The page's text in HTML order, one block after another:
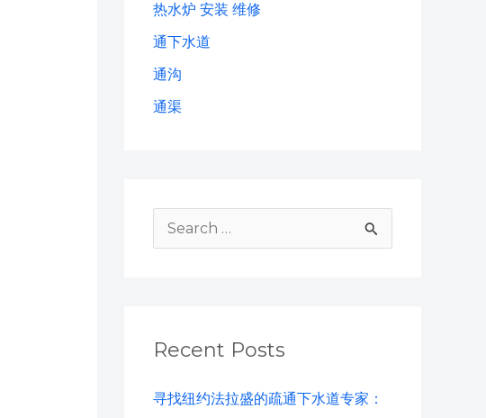
热水炉 安装 维修
通下水道
通沟
通渠
c
f
Recent Posts
寻找纽约法拉盛的疏通下水道专家：